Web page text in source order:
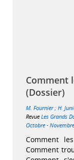
Comment
(Dossier)
M. Fournier; H.
Revue Les Grands
Octobre -
Comment
Comment